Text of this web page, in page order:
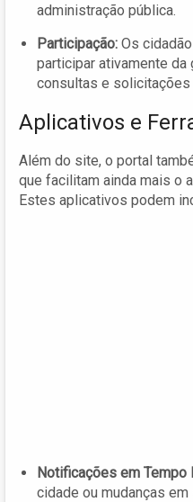
administração pública.
Participação: Os
participar ativamente
consultas e solicitações
Aplicativos e
Além do site, o portal
que facilitam ainda mais o
Estes aplicativos podem
Notificações em Tempo
cidade ou mudanças